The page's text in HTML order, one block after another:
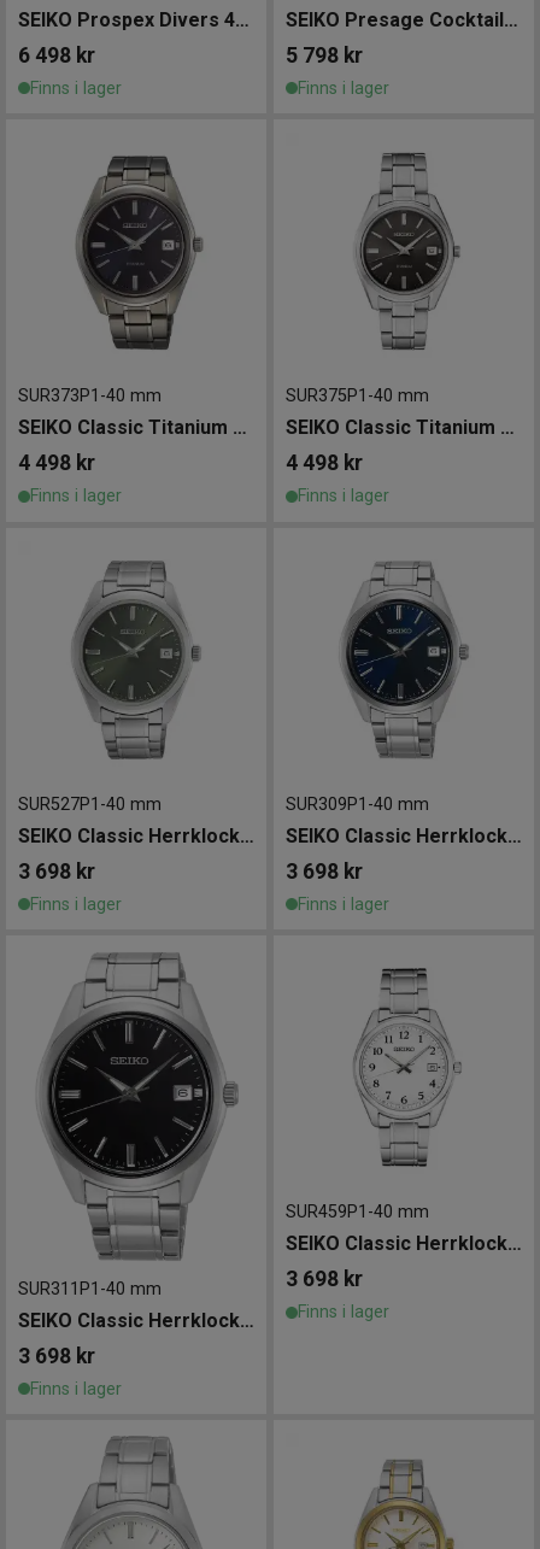
SEIKO Prospex Divers 41mm
6 498 kr
Finns i lager
SEIKO Presage Cocktail Time 40.5mm
5 798 kr
Finns i lager
SUR373P1 -40 mm
SEIKO Classic Titanium 40mm
4 498 kr
Finns i lager
SUR375P1 -40 mm
SEIKO Classic Titanium 40mm
4 498 kr
Finns i lager
SUR527P1 -40 mm
SEIKO Classic Herrklocka 40mm
3 698 kr
Finns i lager
SUR309P1 -40 mm
SEIKO Classic Herrklocka 40mm
3 698 kr
Finns i lager
SUR311P1 -40 mm
SEIKO Classic Herrklocka 40mm
3 698 kr
Finns i lager
SUR459P1 -40 mm
SEIKO Classic Herrklocka 40mm
3 698 kr
Finns i lager